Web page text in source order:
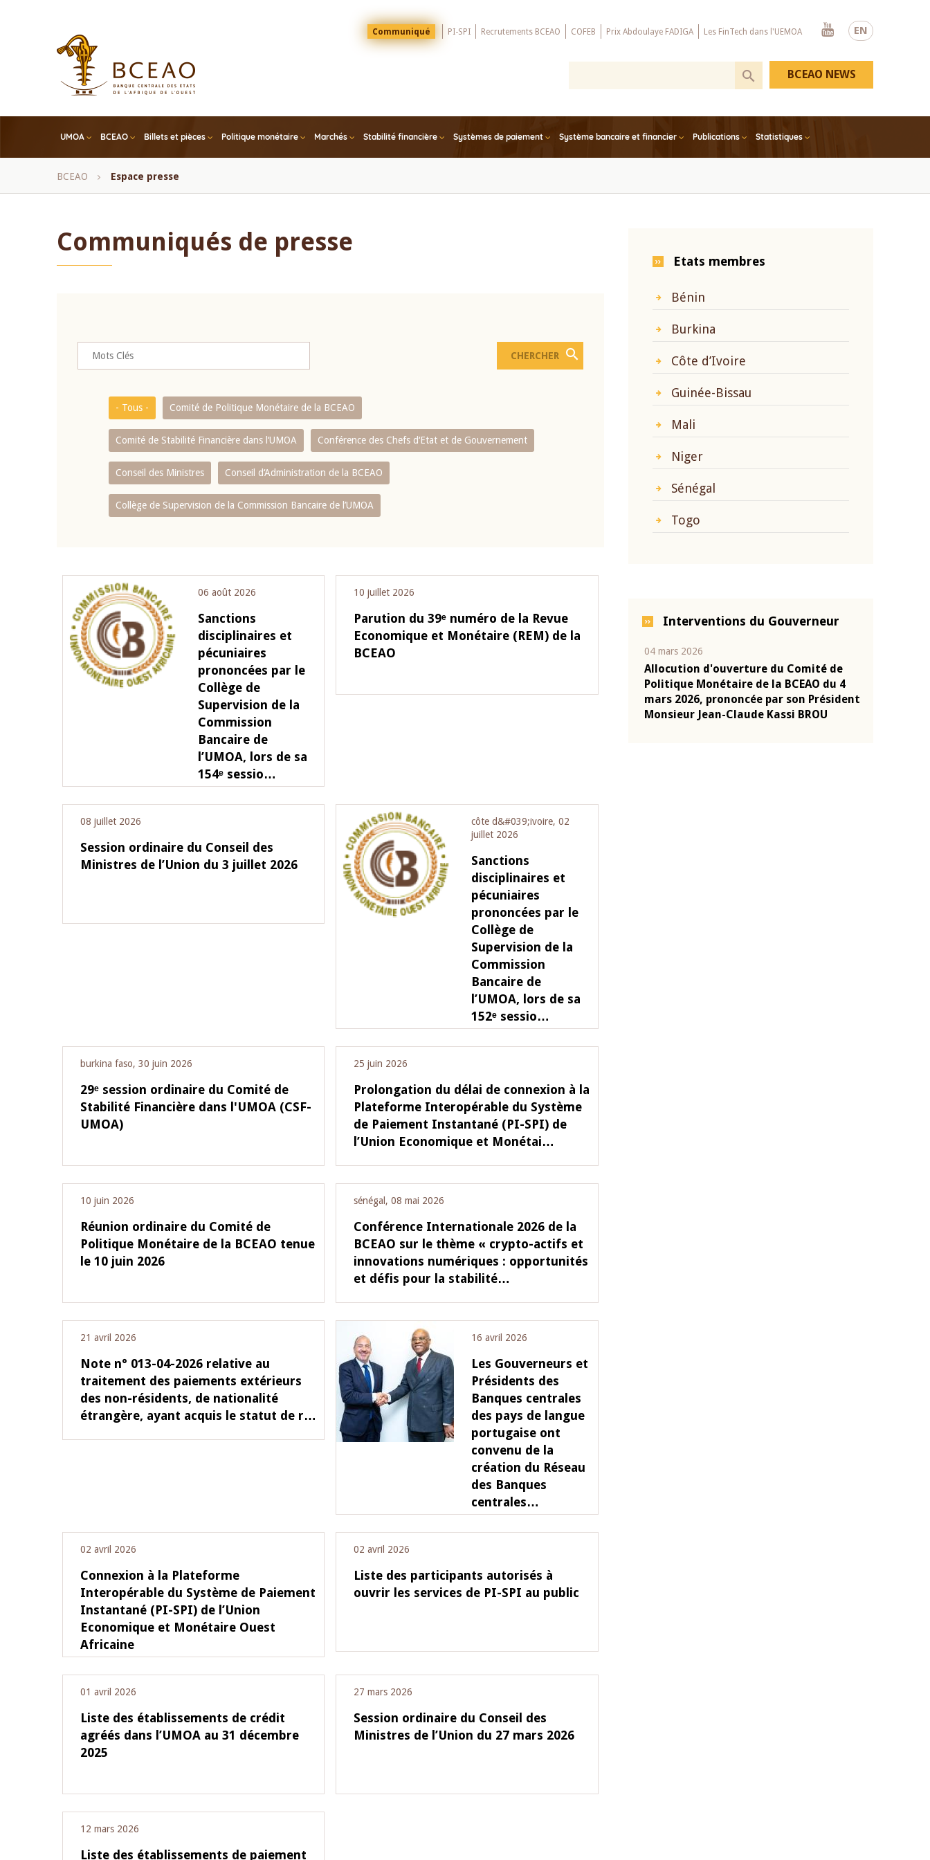
EN
Menu
Top
Communiqué PI-SPI Recrutements BCEAO COFEB Prix Abdoulaye FADIGA Les FinTech dans l'UEMOA
Youtube
UMOA BCEAO Billets et pièces Politique monétaire Marchés Stabilité financière Systèmes de paiement Système bancaire et financier Publications Statistiques
BCEAO NEWS
Fil
BCEAO Espace presse
Communiqués de presse
- Tous - Comité de Politique Monétaire de la BCEAO
Comité de Stabilité Financière dans l‘UMOA Conférence des Chefs d‘Etat et de Gouvernement
Conseil des Ministres Conseil d‘Administration de la BCEAO
Collège de Supervision de la Commission Bancaire de l’UMOA
06 août 2026
Sanctions
disciplinaires et
pécuniaires
prononcées par le
Collège de
Supervision de la
Commission
Bancaire de
l’UMOA, lors de sa
154ᵉ sessio…
10 juillet 2026
Parution du 39ᵉ numéro de la Revue
Economique et Monétaire (REM) de la
BCEAO
08 juillet 2026
Session ordinaire du Conseil des
Ministres de l’Union du 3 juillet 2026
côte d&#039;ivoire, 02
juillet 2026
Sanctions
disciplinaires et
pécuniaires
prononcées par le
Collège de
Supervision de la
Commission
Bancaire de
l’UMOA, lors de sa
152ᵉ sessio…
burkina faso, 30 juin 2026
29ᵉ session ordinaire du Comité de
Stabilité Financière dans l'UMOA (CSF-
UMOA)
25 juin 2026
Prolongation du délai de connexion à la
Plateforme Interopérable du Système
de Paiement Instantané (PI-SPI) de
l’Union Economique et Monétai…
10 juin 2026
Réunion ordinaire du Comité de
Politique Monétaire de la BCEAO tenue
le 10 juin 2026
sénégal, 08 mai 2026
Conférence Internationale 2026 de la
BCEAO sur le thème « crypto-actifs et
innovations numériques : opportunités
et défis pour la stabilité…
21 avril 2026
Note n° 013-04-2026 relative au
traitement des paiements extérieurs
des non-résidents, de nationalité
étrangère, ayant acquis le statut de r…
16 avril 2026
Les Gouverneurs et
Présidents des
Banques centrales
des pays de langue
portugaise ont
convenu de la
création du Réseau
des Banques
centrales…
02 avril 2026
Connexion à la Plateforme
Interopérable du Système de Paiement
Instantané (PI-SPI) de l’Union
Economique et Monétaire Ouest
Africaine
02 avril 2026
Liste des participants autorisés à
ouvrir les services de PI-SPI au public
01 avril 2026
Liste des établissements de crédit
agréés dans l’UMOA au 31 décembre
2025
27 mars 2026
Session ordinaire du Conseil des
Ministres de l’Union du 27 mars 2026
12 mars 2026
Liste des établissements de paiement
Etats membres
Bénin
Burkina
Côte d’Ivoire
Guinée-Bissau
Mali
Niger
Sénégal
Togo
Interventions du Gouverneur
d'ouverture du Comité de
Monétaire de la BCEAO du 4
2026, prononcée par son Président
22 juillet 2026
Mot introductif du Gouverneur Jean-
Claude Kassi BROU lors de la cérémonie
de présentation du rapport annuel 2025
de la BCEAO
juin 2026, prononcée par son Président
04 mars 2026
Allocution d'ouverture du Comité de
Politique Monétaire de la BCEAO du 4
mars 2026, prononcée par son Président
Monsieur Jean-Claude Kassi BROU